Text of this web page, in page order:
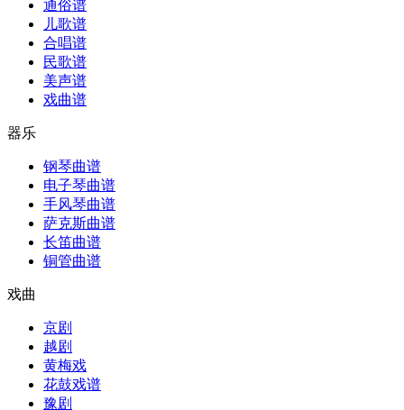
通俗谱
儿歌谱
合唱谱
民歌谱
美声谱
戏曲谱
器乐
钢琴曲谱
电子琴曲谱
手风琴曲谱
萨克斯曲谱
长笛曲谱
铜管曲谱
戏曲
京剧
越剧
黄梅戏
花鼓戏谱
豫剧